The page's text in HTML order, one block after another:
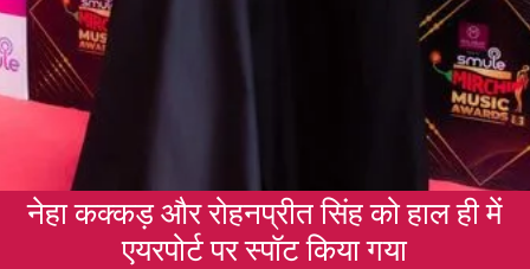
नेहा कक्कड़ और रोहनप्रीत सिंह को हाल ही में
एयरपोर्ट पर स्पॉट किया गया